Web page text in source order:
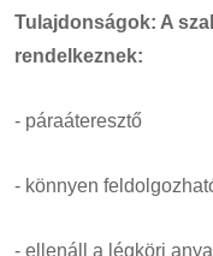
Tulajdonságok: A
rendelkeznek:
- páraáteresztő
- könnyen
- ellenáll a légköri